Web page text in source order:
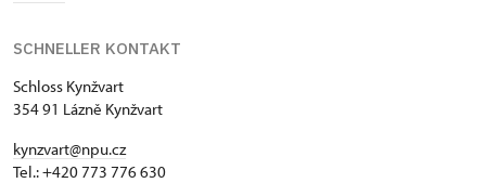
SCHNELLER KONTAKT
Schloss Kynžvart
354 91 Lázně Kynžvart
kynzvart@npu.cz
Tel.: +420 773 776 630